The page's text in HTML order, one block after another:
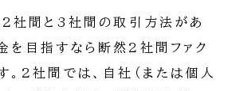
2社間と3社間の取引方法があ
を目指すなら断然2社間ファク
。2社間では、自社（または個人